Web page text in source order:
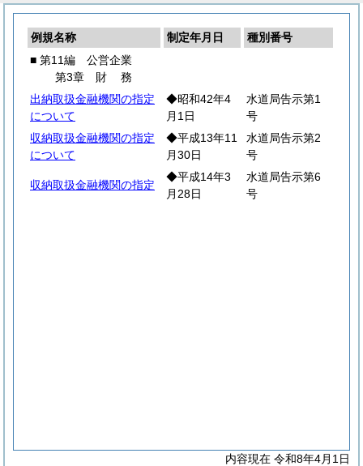
例規名称 制定年月日
種別番号
■ 第11編 公営企業
第3章 財務
出納取扱金融機関の指定
について
◆昭和42年4
月1日
水道局告示第1
号
収納取扱金融機関の指定
について
◆平成13年11
月30日
水道局告示第2
号
収納取扱金融機関の指定
◆平成14年3
月28日
水道局告示第6
号
内容現在 令和8年4月1日